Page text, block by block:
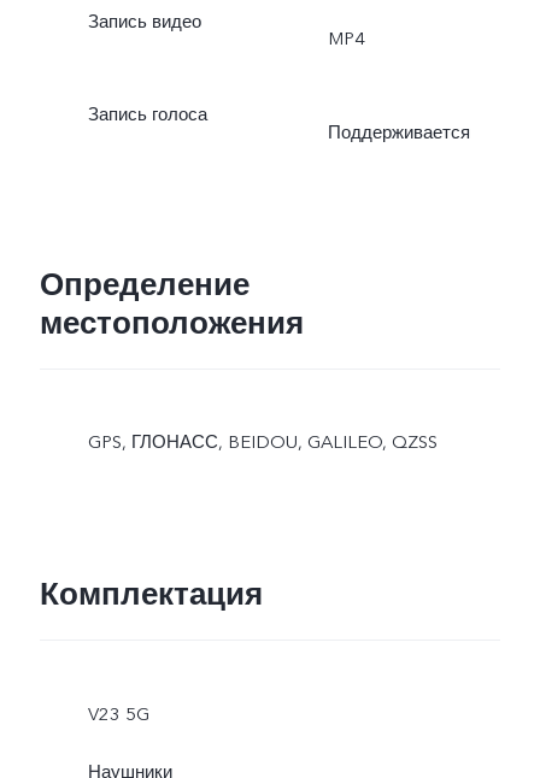
Запись видео
MP4
Запись голоса
Поддерживается
Определение
местоположения
GPS, ГЛОНАСС, BEIDOU, GALILEO, QZSS
Комплектация
V23 5G
Наушники